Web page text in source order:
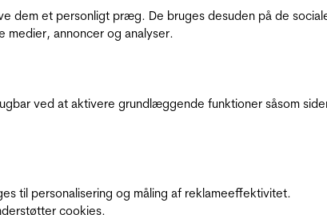
dem et personligt præg. De bruges desuden på de
medier, annoncer og analyser.
ved at aktivere grundlæggende funktioner såsom
til personalisering og måling af reklameeffektivitet.
cookies.